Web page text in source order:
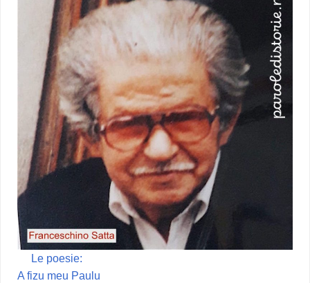
Le poesie:
A fizu meu Paulu